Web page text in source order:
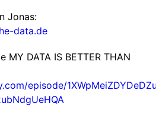
Jonas:
data.de
MY DATA IS BETTER THAN
episode/